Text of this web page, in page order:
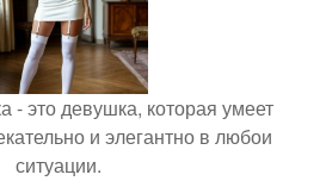
- это девушка, которая умеет
и элегантно в любои
ситуации.